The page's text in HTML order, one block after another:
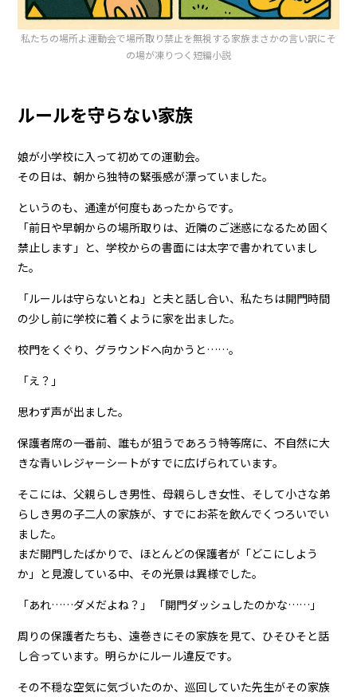
私たちの場所よ運動会で場所取り禁止を無視する家族まさかの言い訳にそ
の場が凍りつく短編小説
ルールを守らない家族
娘が小学校に入って初めての運動会。
その日は、朝から独特の緊張感が漂っていました。
というのも、通達が何度もあったからです。
「前日や早朝からの場所取りは、近隣のご迷惑になるため固く
禁止します」と、学校からの書面には太字で書かれていまし
た。
「ルールは守らないとね」と夫と話し合い、私たちは開門時間
の少し前に学校に着くように家を出ました。
校門をくぐり、グラウンドへ向かうと……。
「え？」
思わず声が出ました。
保護者席の一番前、誰もが狙うであろう特等席に、不自然に大
きな青いレジャーシートがすでに広げられています。
そこには、父親らしき男性、母親らしき女性、そして小さな弟
らしき男の子二人の家族が、すでにお茶を飲んでくつろいでい
ました。
まだ開門したばかりで、ほとんどの保護者が「どこにしよう
か」と見渡している中、その光景は異様でした。
「あれ……ダメだよね？」 「開門ダッシュしたのかな……」
周りの保護者たちも、遠巻きにその家族を見て、ひそひそと話
し合っています。明らかにルール違反です。
その不穏な空気に気づいたのか、巡回していた先生がその家族